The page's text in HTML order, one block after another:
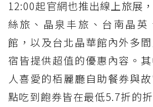
12:00起官網也推出線上旅展
絲旅、晶泉丰旅、台南晶英
館，以及台北晶華館內外多
宿皆提供超值的優惠內容。
人喜愛的栢麗廳自助餐券與
點吃到飽券皆在最低5.7折的